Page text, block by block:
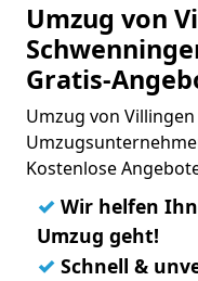
Umzug von
Gratis-
Umzug von
Kostenlose
✓ Wir helfen
Umzug geht!
✓ Schnell &